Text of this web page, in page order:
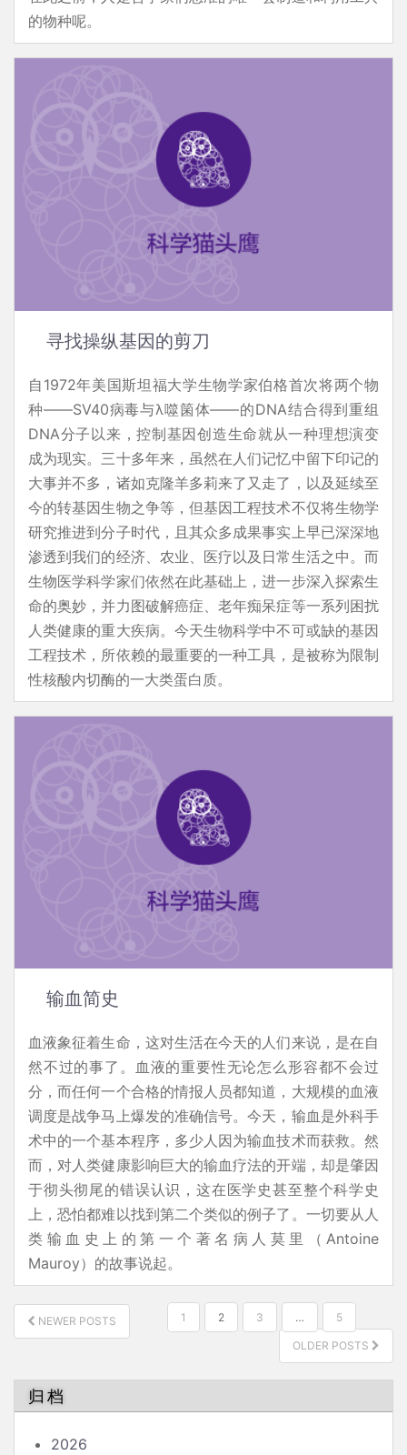
的物种呢。
寻找操纵基因的剪刀
自1972年美国斯坦福大学生物学家伯格首次将两个物
种——SV40病毒与λ噬箘体——的DNA结合得到重组
DNA分子以来，控制基因创造生命就从一种理想演变
成为现实。三十多年来，虽然在人们记忆中留下印记的
大事并不多，诸如克隆羊多莉来了又走了，以及延续至
今的转基因生物之争等，但基因工程技术不仅将生物学
研究推进到分子时代，且其众多成果事实上早已深深地
渗透到我们的经济、农业、医疗以及日常生活之中。而
生物医学科学家们依然在此基础上，进一步深入探索生
命的奥妙，并力图破解癌症、老年痴呆症等一系列困扰
人类健康的重大疾病。今天生物科学中不可或缺的基因
工程技术，所依赖的最重要的一种工具，是被称为限制
性核酸内切酶的一大类蛋白质。
输血简史
血液象征着生命，这对生活在今天的人们来说，是在自
然不过的事了。血液的重要性无论怎么形容都不会过
分，而任何一个合格的情报人员都知道，大规模的血液
调度是战争马上爆发的准确信号。今天，输血是外科手
术中的一个基本程序，多少人因为输血技术而获救。然
而，对人类健康影响巨大的输血疗法的开端，却是肇因
于彻头彻尾的错误认识，这在医学史甚至整个科学史
上，恐怕都难以找到第二个类似的例子了。一切要从人
类输血史上的第一个著名病人莫里（Antoine
Mauroy）的故事说起。
文
章
页
NEWER POSTS 1 2 3 … 5
OLDER POSTS
归档
2026